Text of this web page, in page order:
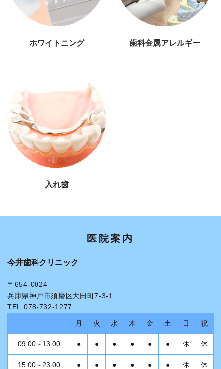
ホワイトニング 歯科金属アレルギー
入れ歯
医院案内
今井歯科クリニック
〒654-0024
兵庫県神戸市須磨区大田町7-3-1
TEL.078-732-1277
月 火 水 木 金 土 日 祝
09:00～13:00 ● ● ● ● ● ● 休 休
15:00～23:00 ● ● ● ● ● ● 休 休